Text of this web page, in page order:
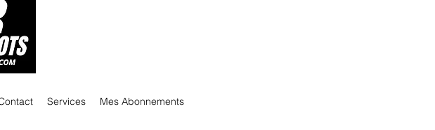
Services Mes Abonnements